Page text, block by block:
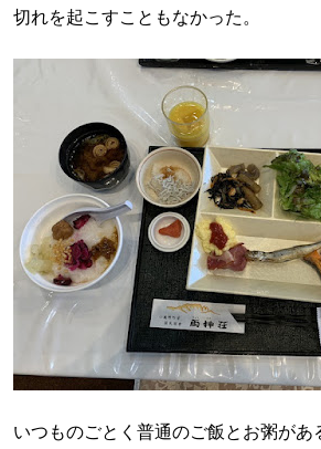
切れを起こすこともなかった。
いつものごとく普通のご飯とお粥があ